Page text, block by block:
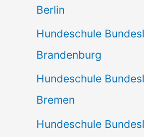
Berlin
Hundeschule
Brandenburg
Hundeschule
Bremen
Hundeschule